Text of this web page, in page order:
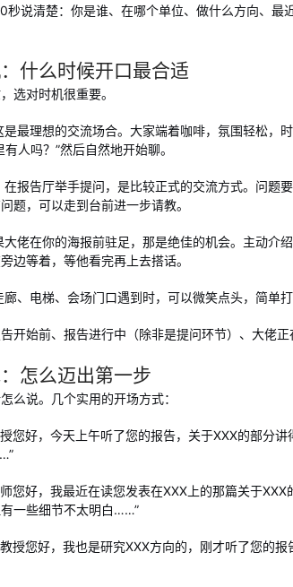
秒说清楚：你是谁、在哪个单位、做什么方向、最
什么时候开口最合适
选对时机很重要。
是最理想的交流场合。大家端着咖啡，氛围轻松，
人吗？”然后自然地开始聊。
在报告厅举手提问，是比较正式的交流方式。问题
题，可以走到台前进一步请教。
大佬在你的海报前驻足，那是绝佳的机会。主动介
边等着，等他看完再上去搭话。
廊、电梯、会场门口遇到时，可以微笑点头，简单
开始前、报告进行中（除非是提问环节）、大佬正
怎么迈出第一步
么说。几个实用的开场方式：
您好，今天上午听了您的报告，关于XXX的部分
您好，我最近在读您发表在XXX上的那篇关于
一些细节不太明白……”
教授您好，我也是研究XXX方向的，刚才听了您的